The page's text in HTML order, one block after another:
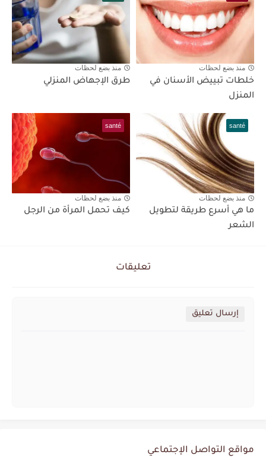
منذ بضع لحظات
خلطات تبييض الأسنان في
المنزل
منذ بضع لحظات
طرق الإجهاض المنزلي
santé
منذ بضع لحظات
ما هي أسرع طريقة لتطويل
الشعر
santé
منذ بضع لحظات
كيف تحمل المرأة من الرجل
تعليقات
إرسال تعليق
مواقع التواصل الإجتماعي